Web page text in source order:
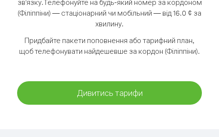
зв'язку.Телефонуйте на будь-який номер за кордоном
(Філіппіни) — стаціонарний чи мобільний — від 16.0 ¢ за
хвилину.
Придбайте пакети поповнення або тарифний план,
щоб телефонувати найдешевше за кордон (Філіппіни).
Дивитись тарифи